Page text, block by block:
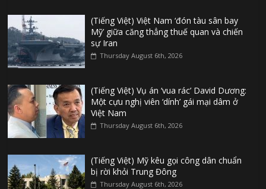
(Tiếng Việt) Việt Nam ‘đón tàu sân bay
Mỹ’ giữa căng thẳng thuế quan và chiến
sự Iran
Thursday August 6th, 2026
(Tiếng Việt) Vụ án ‘vua rác’ David Dương:
Một cựu nghị viên ‘dính’ gái mại dâm ở
Việt Nam
Thursday August 6th, 2026
(Tiếng Việt) Mỹ kêu gọi công dân chuẩn
bị rời khỏi Trung Đông
Thursday August 6th, 2026